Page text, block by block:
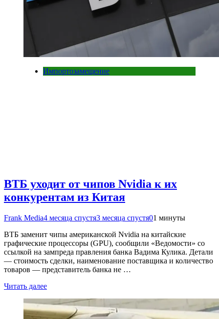
Импортозамещение
ВТБ уходит от чипов Nvidia к их
конкурентам из Китая
Frank Media4 месяца спустя3 месяца спустя01 минуты
ВТБ заменит чипы американской Nvidia на китайские
графические процессоры (GPU), сообщили «Ведомости» со
ссылкой на зампреда правления банка Вадима Кулика. Детали
— стоимость сделки, наименование поставщика и количество
товаров — представитель банка не …
Читать далее